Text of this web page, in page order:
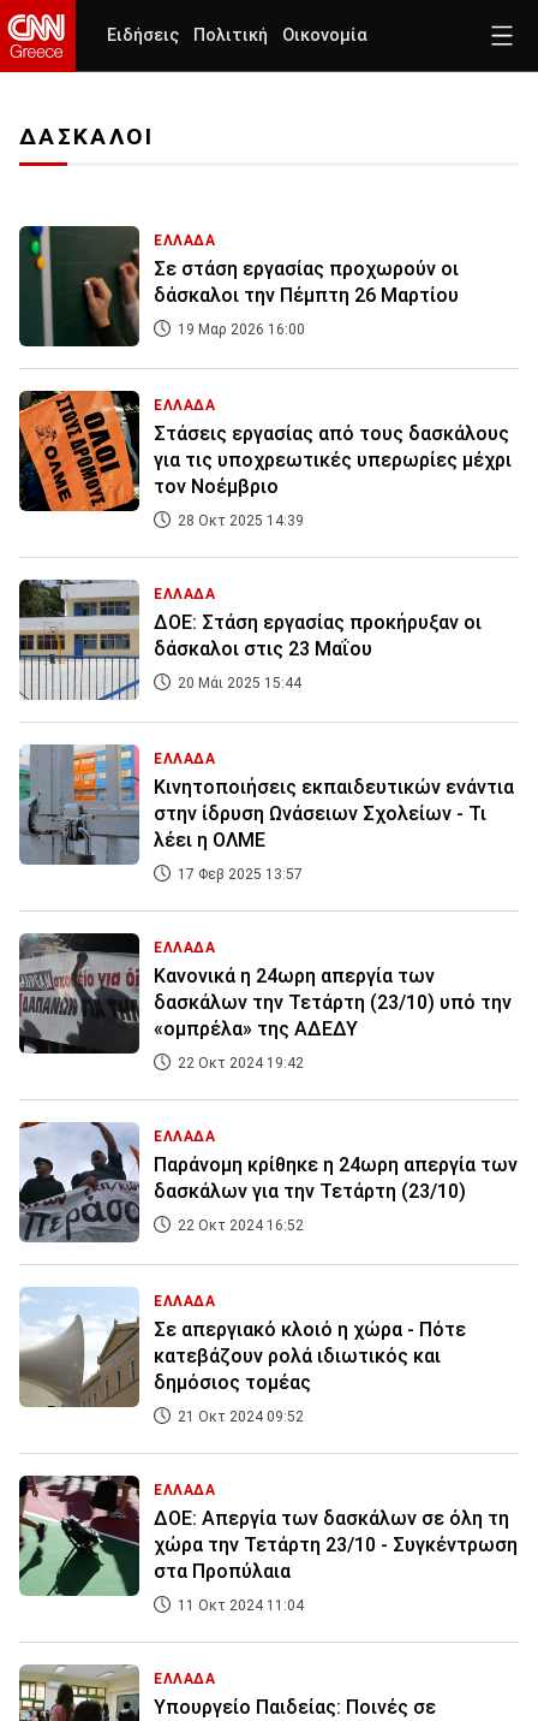
Ειδήσεις Πολιτική Οικονομία
ΔΑΣΚΑΛΟΙ
ΕΛΛΑΔΑ
Σε στάση εργασίας προχωρούν οι
δάσκαλοι την Πέμπτη 26 Μαρτίου
19 Μαρ 2026 16:00
ΕΛΛΑΔΑ
Στάσεις εργασίας από τους δασκάλους
για τις υποχρεωτικές υπερωρίες μέχρι
τον Νοέμβριο
28 Οκτ 2025 14:39
ΕΛΛΑΔΑ
ΔΟΕ: Στάση εργασίας προκήρυξαν οι
δάσκαλοι στις 23 Μαΐου
20 Μάι 2025 15:44
ΕΛΛΑΔΑ
Κινητοποιήσεις εκπαιδευτικών ενάντια
στην ίδρυση Ωνάσειων Σχολείων - Τι
λέει η ΟΛΜΕ
17 Φεβ 2025 13:57
ΕΛΛΑΔΑ
Κανονικά η 24ωρη απεργία των
δασκάλων την Τετάρτη (23/10) υπό την
«ομπρέλα» της ΑΔΕΔΥ
22 Οκτ 2024 19:42
ΕΛΛΑΔΑ
Παράνομη κρίθηκε η 24ωρη απεργία των
δασκάλων για την Τετάρτη (23/10)
22 Οκτ 2024 16:52
ΕΛΛΑΔΑ
Σε απεργιακό κλοιό η χώρα - Πότε
κατεβάζουν ρολά ιδιωτικός και
δημόσιος τομέας
21 Οκτ 2024 09:52
ΕΛΛΑΔΑ
ΔΟΕ: Απεργία των δασκάλων σε όλη τη
χώρα την Τετάρτη 23/10 - Συγκέντρωση
στα Προπύλαια
11 Οκτ 2024 11:04
ΕΛΛΑΔΑ
Υπουργείο Παιδείας: Ποινές σε